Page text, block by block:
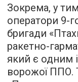
Зокрема, у
оператори 9-
бригади
ракетно-
який є одним
ворожої ППО.